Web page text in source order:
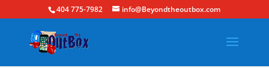
404 775-7982 info@Beyondtheoutbox.com